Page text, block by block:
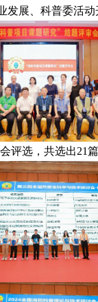
发展、科普委活
评选，共选出21